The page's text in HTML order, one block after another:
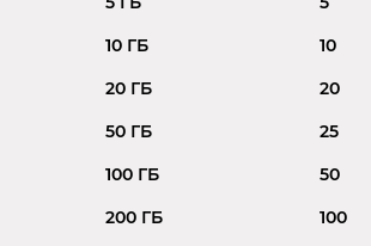
10 ГБ 10
20 ГБ 20
50 ГБ 25
100 ГБ 50
200 ГБ 100